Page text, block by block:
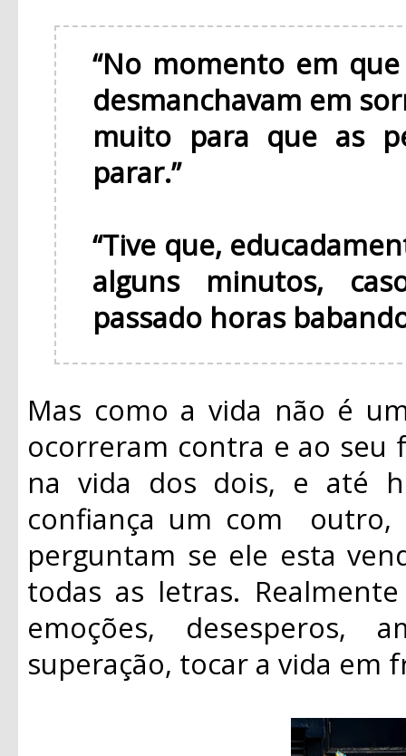
“No momento em
desmanchavam em
muito para que as
parar.”
“Tive que,
alguns minutos,
passado horas
Mas como a vida não é
ocorreram contra e ao seu
na vida dos dois, e até
confiança um com
perguntam se ele esta
todas as letras.
emoções, desesperos,
superação, tocar a vida em